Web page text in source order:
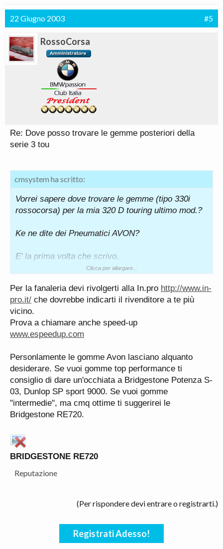
22 Giugno 2003 #5
RossoCorsa
Re: Dove posso trovare le gemme posteriori della
serie 3 tou
cmsystem ha scritto:
Vorrei sapere dove trovare le gemme (tipo 330i
rossocorsa) per la mia 320 D touring ultimo mod.?
Ke ne dite dei Pneumatici AVON?
E' la prima volta che scrivo.
Complimenti. Questo è il sito che stavo cercando.
Clicca per allargare...
Per la fanaleria devi rivolgerti alla In.pro http://www.in-
pro.it/ che dovrebbe indicarti il rivenditore a te più
vicino.
Prova a chiamare anche speed-up
www.espeedup.com
Personlamente le gomme Avon lasciano alquanto
desiderare. Se vuoi gomme top performance ti
consiglio di dare un'occhiata a Bridgestone Potenza S-
03, Dunlop SP sport 9000. Se vuoi gomme
"intermedie", ma cmq ottime ti suggerirei le
Bridgestone RE720.
BRIDGESTONE RE720
Reputazione
(Per rispondere devi entrare o registrarti.)
Registrati Adesso!